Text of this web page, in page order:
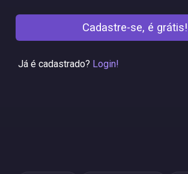
Cadastre-se, é grátis!
Já é cadastrado? Login!